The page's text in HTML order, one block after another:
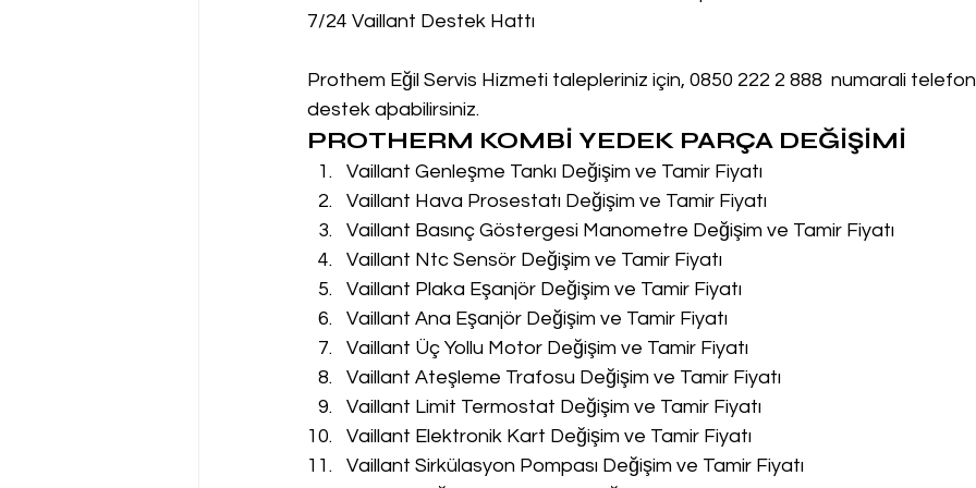
7/24 Vaillant Destek Hattı
Prothem Eğil Servis Hizmeti talepleriniz için, 0850 222 2 888  numarali
destek aþabilirsiniz.
PROTHERM KOMBİ YEDEK PARÇA DEĞİŞİMİ
Vaillant Genleşme Tankı Değişim ve Tamir Fiyatı
Vaillant Hava Prosestatı Değişim ve Tamir Fiyatı
Vaillant Basınç Göstergesi Manometre Değişim ve Tamir Fiyatı
Vaillant Ntc Sensör Değişim ve Tamir Fiyatı
Vaillant Plaka Eşanjör Değişim ve Tamir Fiyatı
Vaillant Ana Eşanjör Değişim ve Tamir Fiyatı
Vaillant Üç Yollu Motor Değişim ve Tamir Fiyatı
Vaillant Ateşleme Trafosu Değişim ve Tamir Fiyatı
Vaillant Limit Termostat Değişim ve Tamir Fiyatı
Vaillant Elektronik Kart Değişim ve Tamir Fiyatı
Vaillant Sirkülasyon Pompası Değişim ve Tamir Fiyatı